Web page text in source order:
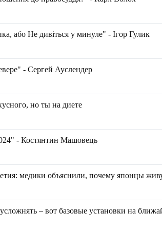
або Не дивіться у минуле" - Ігор Гулик
- Сергей Ауслендер
но ты на диете
- Костянтин Машовець
медики объяснили, почему японцы
– вот базовые установки на